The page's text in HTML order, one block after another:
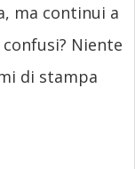
ma continui a
Niente
di stampa